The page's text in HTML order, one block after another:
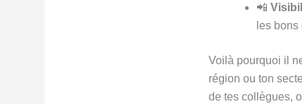
📲
les bons
Voilà pourquoi il
région ou ton
de tes collègues,